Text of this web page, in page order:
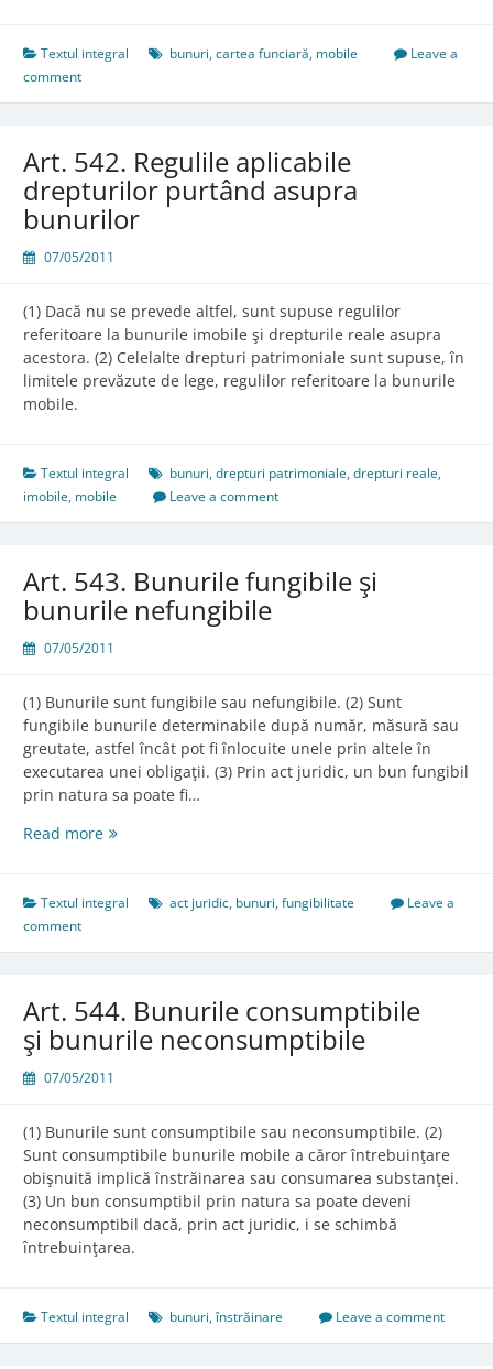
mobile
anticipaţie
Textul integral bunuri,cartea funciară, mobile
Leave a
comment
Art. 542. Regulile aplicabile
drepturilor purtând asupra
bunurilor
07/05/2011
(1) Dacă nu se prevede altfel, sunt supuse regulilor
referitoare la bunurile imobile şi drepturile reale asupra
acestora. (2) Celelalte drepturi patrimoniale sunt supuse, în
limitele prevăzute de lege, regulilor referitoare la bunurile
mobile.
Textul integral bunuri,drepturi patrimoniale,drepturi reale,
imobile, mobile Leave a comment
Art. 543. Bunurile fungibile şi
bunurile nefungibile
07/05/2011
(1) Bunurile sunt fungibile sau nefungibile. (2) Sunt
fungibile bunurile determinabile după număr, măsură sau
greutate, astfel încât pot fi înlocuite unele prin altele în
executarea unei obligaţii. (3) Prin act juridic, un bun fungibil
prin natura sa poate fi…
Read moreArt.
fungibile
bunurile
Textul integral act juridic, bunuri,fungibilitate
Leave a
comment
Art. 544. Bunurile consumptibile
şi bunurile neconsumptibile
07/05/2011
(1) Bunurile sunt consumptibile sau neconsumptibile. (2)
Sunt consumptibile bunurile mobile a căror întrebuinţare
obişnuită implică înstrăinarea sau consumarea substanţei.
(3) Un bun consumptibil prin natura sa poate deveni
neconsumptibil dacă, prin act juridic, i se schimbă
întrebuinţarea.
Textul integral bunuri,înstrăinare Leave a comment